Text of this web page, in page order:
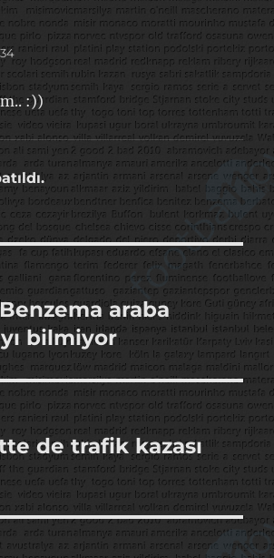
:))
araba
bilmiyor
de trafik kazası